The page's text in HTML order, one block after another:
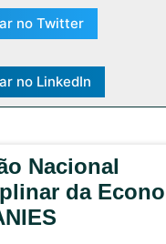
no Twitter
no LinkedIn
Nacional
da